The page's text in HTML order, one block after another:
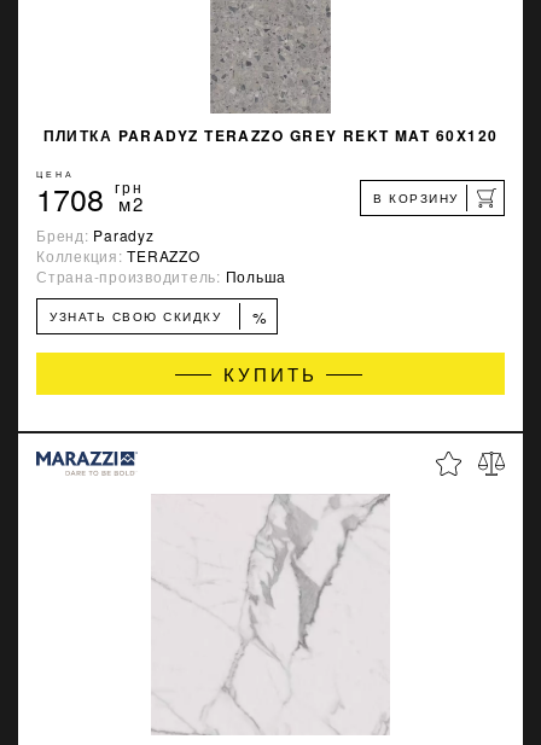
ПЛИТКА PARADYZ TERAZZO GREY REKT MAT 60X120
ЦЕНА
1708 грн
м2 В КОРЗИНУ
Бренд: Paradyz
Коллекция:TERAZZO
Страна-производитель: Польша
УЗНАТЬ СВОЮ СКИДКУ %
КУПИТЬ